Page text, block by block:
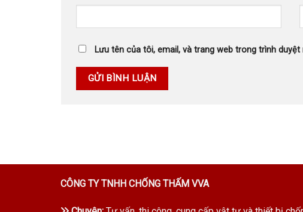
Lưu tên của tôi, email, và trang web trong trình
CÔNG TY TNHH CHỐNG THẤM VVA